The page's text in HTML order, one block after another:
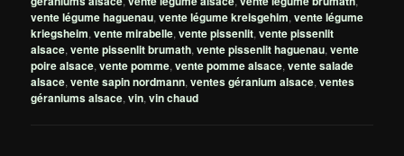
vente légume haguenau,vente légume kreisgehim,vente légume
kriegsheim,vente mirabelle,vente pissenlit,vente pissenlit
alsace,vente pissenlit brumath,vente pissenlit haguenau,vente
poire alsace,vente pomme,vente pomme alsace,vente salade
alsace,vente sapin nordmann,ventes géranium alsace,ventes
géraniums alsace,vin,vin chaud